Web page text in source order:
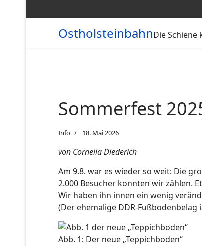
OstholsteinbahnDie Schiene
Sommerfest
Info 18. Mai 2026
von Cornelia Diederich
Am 9.8. war es wieder so weit: Die
2.000 Besucher konnten wir zählen.
Wir haben ihn innen ein wenig
(Der ehemalige DDR-
Abb. 1: Der neue „Teppichboden“